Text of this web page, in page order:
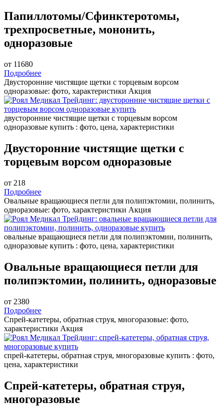
Папиллотомы/Сфинктеротомы,
трехпросветные, мононить,
одноразовые
от 11680
Подробнее
Двусторонние чистящие щетки с торцевым ворсом
одноразовые: фото, характеристики Акция
двусторонние чистящие щетки с торцевым ворсом
одноразовые купить : фото, цена, характеристики
Двусторонние чистящие щетки с
торцевым ворсом одноразовые
от 218
Подробнее
Овальные вращающиеся петли для полипэктомии, полинить,
одноразовые: фото, характеристики Акция
овальные вращающиеся петли для полипэктомии, полинить,
одноразовые купить : фото, цена, характеристики
Овальные вращающиеся петли для
полипэктомии, полинить, одноразовые
от 2380
Подробнее
Спрей-катетеры, обратная струя, многоразовые: фото,
характеристики Акция
спрей-катетеры, обратная струя, многоразовые купить : фото,
цена, характеристики
Спрей-катетеры, обратная струя,
многоразовые